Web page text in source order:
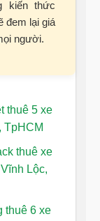
kiến thức
đem lại giá
người.
thuê 5 xe
TpHCM
thuê xe
Lộc,
thuê 6 xe